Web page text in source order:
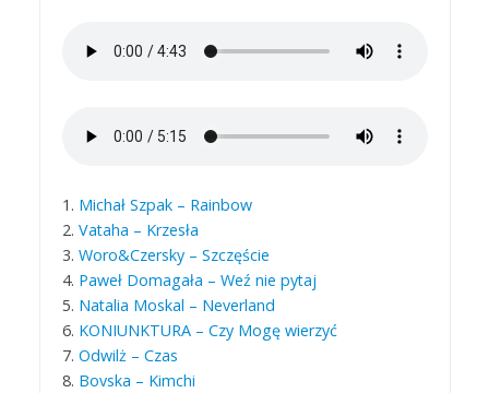
1. Michał Szpak – Rainbow
2. Vataha – Krzesła
3. Woro&Czersky – Szczęście
4. Paweł Domagała – Weź nie pytaj
5. Natalia Moskal – Neverland
6. KONIUNKTURA – Czy Mogę wierzyć
7. Odwilż – Czas
8. Bovska – Kimchi